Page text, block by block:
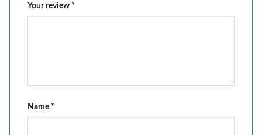
Your review *
Name *